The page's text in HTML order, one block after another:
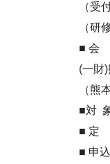
（受
（研
■ 会
(一財
（熊
■対
■ 定
■ 申